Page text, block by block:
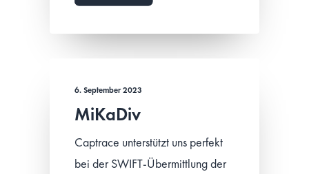
6. September 2023
MiKaDiv
Captrace unterstützt uns perfekt
bei der SWIFT-Übermittlung der